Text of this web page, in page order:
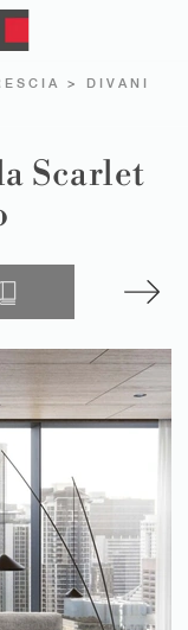
>
DIVANI
Scarlet